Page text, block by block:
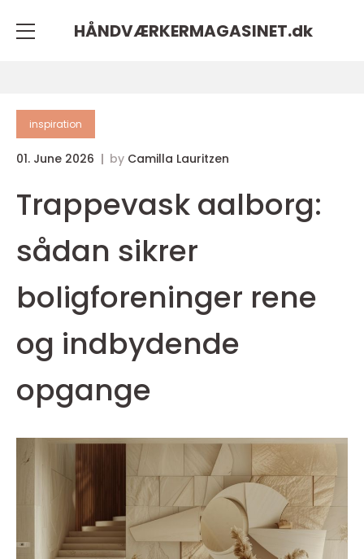
HÅNDVÆRKERMAGASINET.dk
inspiration
01. June 2026 by Camilla Lauritzen
Trappevask aalborg:
sådan sikrer
boligforeninger rene
og indbydende
opgange